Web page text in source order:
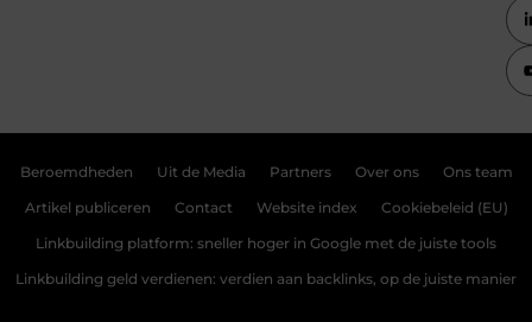
Beroemdheden Uit de Media Partners Over ons Ons team
Artikel publiceren Contact Website index Cookiebeleid (EU)
Linkbuilding platform: sneller hoger in Google met de juiste tools
Linkbuilding geld verdienen: verdien aan backlinks, op de juiste manier